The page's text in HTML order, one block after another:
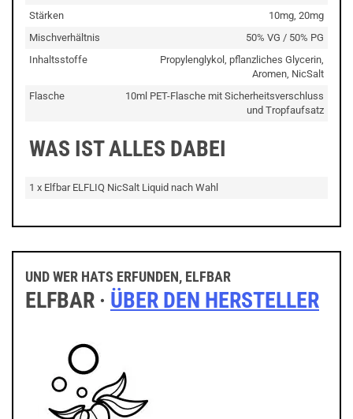
Stärken
10mg, 20mg
Mischverhältnis
50% VG / 50% PG
Inhaltsstoffe
Propylenglykol, pflanzliches Glycerin,
Aromen, NicSalt
Flasche
10ml PET-Flasche mit Sicherheitsverschluss
und Tropfaufsatz
WAS IST ALLES DABEI
1 x Elfbar ELFLIQ NicSalt Liquid nach Wahl
UND WER HATS ERFUNDEN, ELFBAR
ELFBAR · ÜBER DEN HERSTELLER